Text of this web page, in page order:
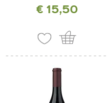
inkl. MwSt. zzgl. Versandkosten
€ 15,50